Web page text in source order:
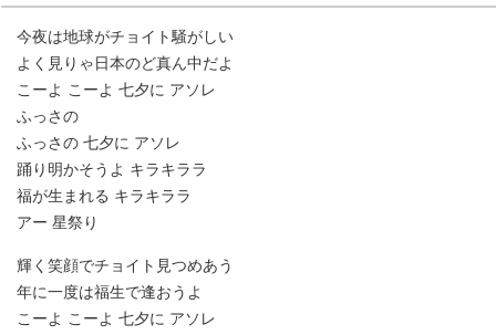
今夜は地球がチョイト騒がしい
よく見りゃ日本のど真ん中だよ
こーよ こーよ 七夕に アソレ
ふっさの
ふっさの 七夕に アソレ
踊り明かそうよ キラキララ
福が生まれる キラキララ
アー 星祭り
輝く笑顔でチョイト見つめあう
年に一度は福生で逢おうよ
こーよ こーよ 七夕に アソレ